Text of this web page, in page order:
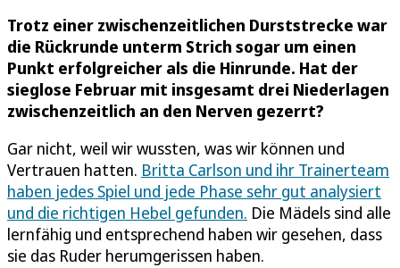
Trotz einer zwischenzeitlichen Durststrecke war
die Rückrunde unterm Strich sogar um einen
Punkt erfolgreicher als die Hinrunde. Hat der
sieglose Februar mit insgesamt drei Niederlagen
zwischenzeitlich an den Nerven gezerrt?
Gar nicht, weil wir wussten, was wir können und
Vertrauen hatten. Britta Carlson und ihr Trainerteam
haben jedes Spiel und jede Phase sehr gut analysiert
und die richtigen Hebel gefunden. Die Mädels sind alle
lernfähig und entsprechend haben wir gesehen, dass
sie das Ruder herumgerissen haben.